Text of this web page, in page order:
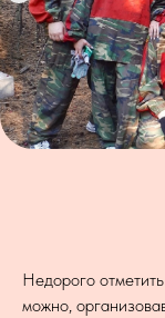
Недорого
можно,